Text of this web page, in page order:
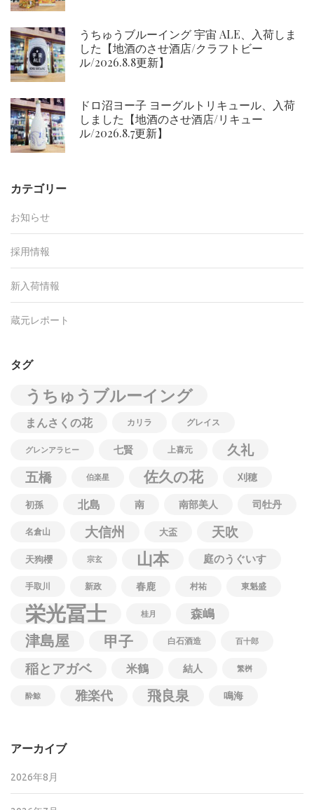
うちゅうブルーイング 宇宙 ALE、入荷しま
した【地酒のさせ酒店/クラフトビー
ル/2026.8.8更新】
ドロ沼ヨー子 ヨーグルトリキュール、入荷
しました【地酒のさせ酒店/リキュー
ル/2026.8.7更新】
カテゴリー
お知らせ
採用情報
新入荷情報
蔵元レポート
タグ
うちゅうブルーイング
まんさくの花 カリラ グレイス
グレンアラヒー 七賢 上喜元
久礼
五橋
伯楽星 佐久の花 刈穂
初孫 北島 南 南部美人 司牡丹
名倉山 大信州 大盃 天吹
天狗櫻 宗玄 山本 庭のうぐいす
手取川 新政 春鹿 村祐 東魁盛
栄光冨士 桂月 森嶋
津島屋 甲子 白石酒造 百十郎
稲とアガベ 米鶴 結人 繁桝
酔鯨 雅楽代 飛良泉 鳴海
アーカイブ
2026年8月